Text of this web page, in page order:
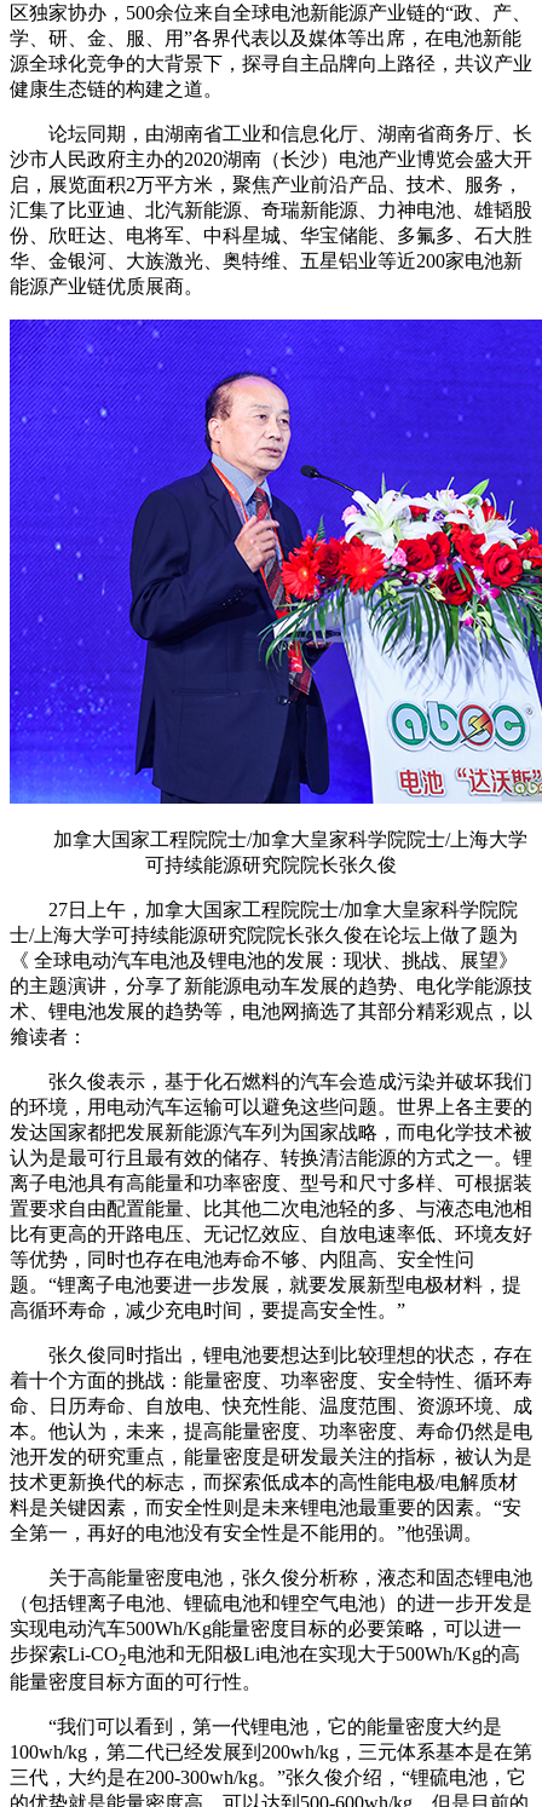
区独家协办，500余位来自全球电池新能源产业链的“政、产、
学、研、金、服、用”各界代表以及媒体等出席，在电池新能
源全球化竞争的大背景下，探寻自主品牌向上路径，共议产业
健康生态链的构建之道。
论坛同期，由湖南省工业和信息化厅、湖南省商务厅、长
沙市人民政府主办的2020湖南（长沙）电池产业博览会盛大开
启，展览面积2万平方米，聚焦产业前沿产品、技术、服务，
汇集了比亚迪、北汽新能源、奇瑞新能源、力神电池、雄韬股
份、欣旺达、电将军、中科星城、华宝储能、多氟多、石大胜
华、金银河、大族激光、奥特维、五星铝业等近200家电池新
能源产业链优质展商。
加拿大国家工程院院士/加拿大皇家科学院院士/上海大学
可持续能源研究院院长张久俊
27日上午，加拿大国家工程院院士/加拿大皇家科学院院
士/上海大学可持续能源研究院院长张久俊在论坛上做了题为
《 全球电动汽车电池及锂电池的发展：现状、挑战、展望》
的主题演讲，分享了新能源电动车发展的趋势、电化学能源技
术、锂电池发展的趋势等，电池网摘选了其部分精彩观点，以
飨读者：
张久俊表示，基于化石燃料的汽车会造成污染并破坏我们
的环境，用电动汽车运输可以避免这些问题。世界上各主要的
发达国家都把发展新能源汽车列为国家战略，而电化学技术被
认为是最可行且最有效的储存、转换清洁能源的方式之一。 锂
离子电池具有高能量和功率密度、型号和尺寸多样、可根据装
置要求自由配置能量、比其他二次电池轻的多、与液态电池相
比有更高的开路电压、无记忆效应、自放电速率低、环境友好
等优势，同时也存在电池寿命不够、内阻高、安全性问
题。“锂离子电池要进一步发展，就要发展新型电极材料，提
高循环寿命，减少充电时间，要提高安全性。”
张久俊同时指出，锂电池要想达到比较理想的状态，存在
着十个方面的挑战：能量密度、功率密度、安全特性、循环寿
命、日历寿命、自放电、快充性能、温度范围、资源环境、成
本。他认为，未来，提高能量密度、功率密度、寿命仍然是电
池开发的研究重点，能量密度是研发最关注的指标，被认为是
技术更新换代的标志，而探索低成本的高性能电极/电解质材
料是关键因素，而安全性则是未来锂电池最重要的因素。 “安
全第一，再好的电池没有安全性是不能用的。”他强调。
关于高能量密度电池，张久俊分析称，液态和固态锂电池
（包括锂离子电池、锂硫电池和锂空气电池）的进一步开发是
实现电动汽车500Wh/Kg能量密度目标的必要策略，可以进一
步探索Li-CO2电池和无阳极Li电池在实现大于500Wh/Kg的高
能量密度目标方面的可行性。
“我们可以看到，第一代锂电池，它的能量密度大约是
100wh/kg，第二代已经发展到200wh/kg，三元体系基本是在第
三代，大约是在200-300wh/kg。”张久俊介绍，“锂硫电池，它
的优势就是能量密度高，可以达到500-600wh/kg。但是目前的